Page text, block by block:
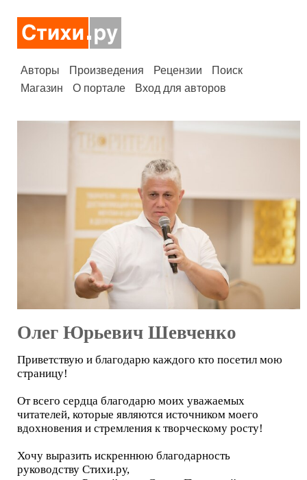
Авторы Произведения Рецензии
Поиск
Магазин
О портале Вход для авторов
Олег Юрьевич Шевченко
Приветствую и благодарю каждого кто посетил мою
страницу!
От всего сердца благодарю моих уважаемых
читателей, которые являются источником моего
вдохновения и стремления к творческому росту!
Хочу выразить искреннюю благодарность
руководству Стихи.ру,